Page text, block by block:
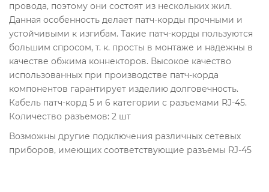
провода, поэтому они состоят из нескольких жил.
Данная особенность делает патч-корды прочными и
устойчивыми к изгибам. Такие патч-корды пользуются
большим спросом, т. к. просты в монтаже и надежны в
качестве обжима коннекторов. Высокое качество
использованных при производстве патч-корда
компонентов гарантирует изделию долговечность.
Кабель патч-корд 5 и 6 категории с разъемами RJ-45.
Количество разъемов: 2 шт
Возможны другие подключения различных сетевых
приборов, имеющих соответствующие разъемы RJ-45